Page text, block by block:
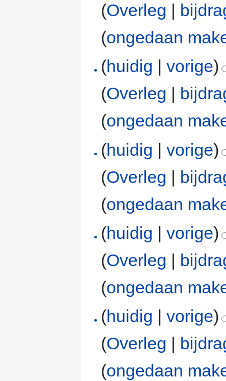
(Overleg |
(ongedaan
(huidig |vorige)
(Overleg |
(ongedaan
(huidig |vorige)
(Overleg |
(ongedaan
(huidig |vorige)
(Overleg |
(ongedaan
(huidig |vorige)
(Overleg
(ongedaan